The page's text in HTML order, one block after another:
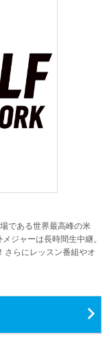
である世界最高峰の米
ジャーは長時間生中継。
さらにレッスン番組やオ